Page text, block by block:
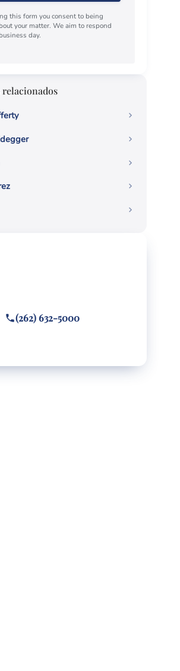
this form you consent to being
your matter. We aim to respond
day.
(262) 632-5000
· Hablamos español
relacionados